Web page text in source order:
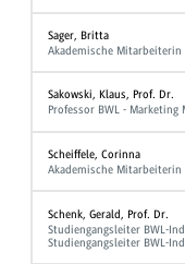
Sager, Britta
Akademische Mitarbeiterin
Sakowski, Klaus, Prof. Dr.
Professor BWL - Marketing
Scheiffele, Corinna
Akademische Mitarbeiterin
Schenk, Gerald, Prof. Dr.
Studiengangsleiter BWL-
Studiengangsleiter BWL-